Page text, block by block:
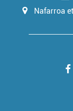
Nafarroa